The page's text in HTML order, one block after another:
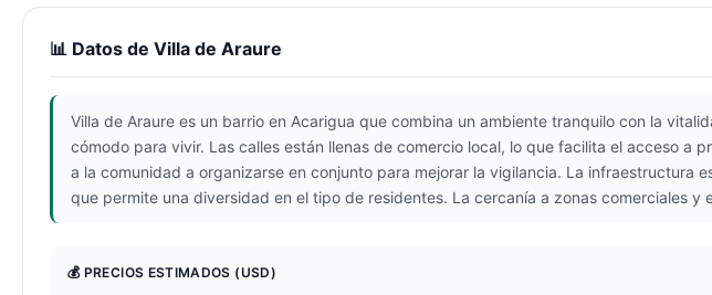
📊 Datos de Villa de Araure
Villa de Araure es un barrio en Acarigua que combina un ambiente tranquilo con la
cómodo para vivir. Las calles están llenas de comercio local, lo que facilita el acceso a
a la comunidad a organizarse en conjunto para mejorar la vigilancia. La
que permite una diversidad en el tipo de residentes. La cercanía a zonas comerciales
💰 PRECIOS ESTIMADOS (USD)